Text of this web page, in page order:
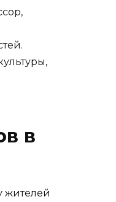
в
жителей